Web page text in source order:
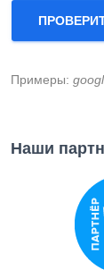
Примеры:
Наши